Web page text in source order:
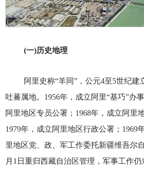
(一)历史地理
阿里史称“羊同”，公元4至5世纪建
吐蕃属地。1956年，成立阿里“基巧”办
阿里地区专员公署；1968年，成立阿里
1979年，成立阿里地区行政公署；1969
里地区党、政、军工作委托新疆维吾尔
月1日重归西藏自治区管理，军事工作仍